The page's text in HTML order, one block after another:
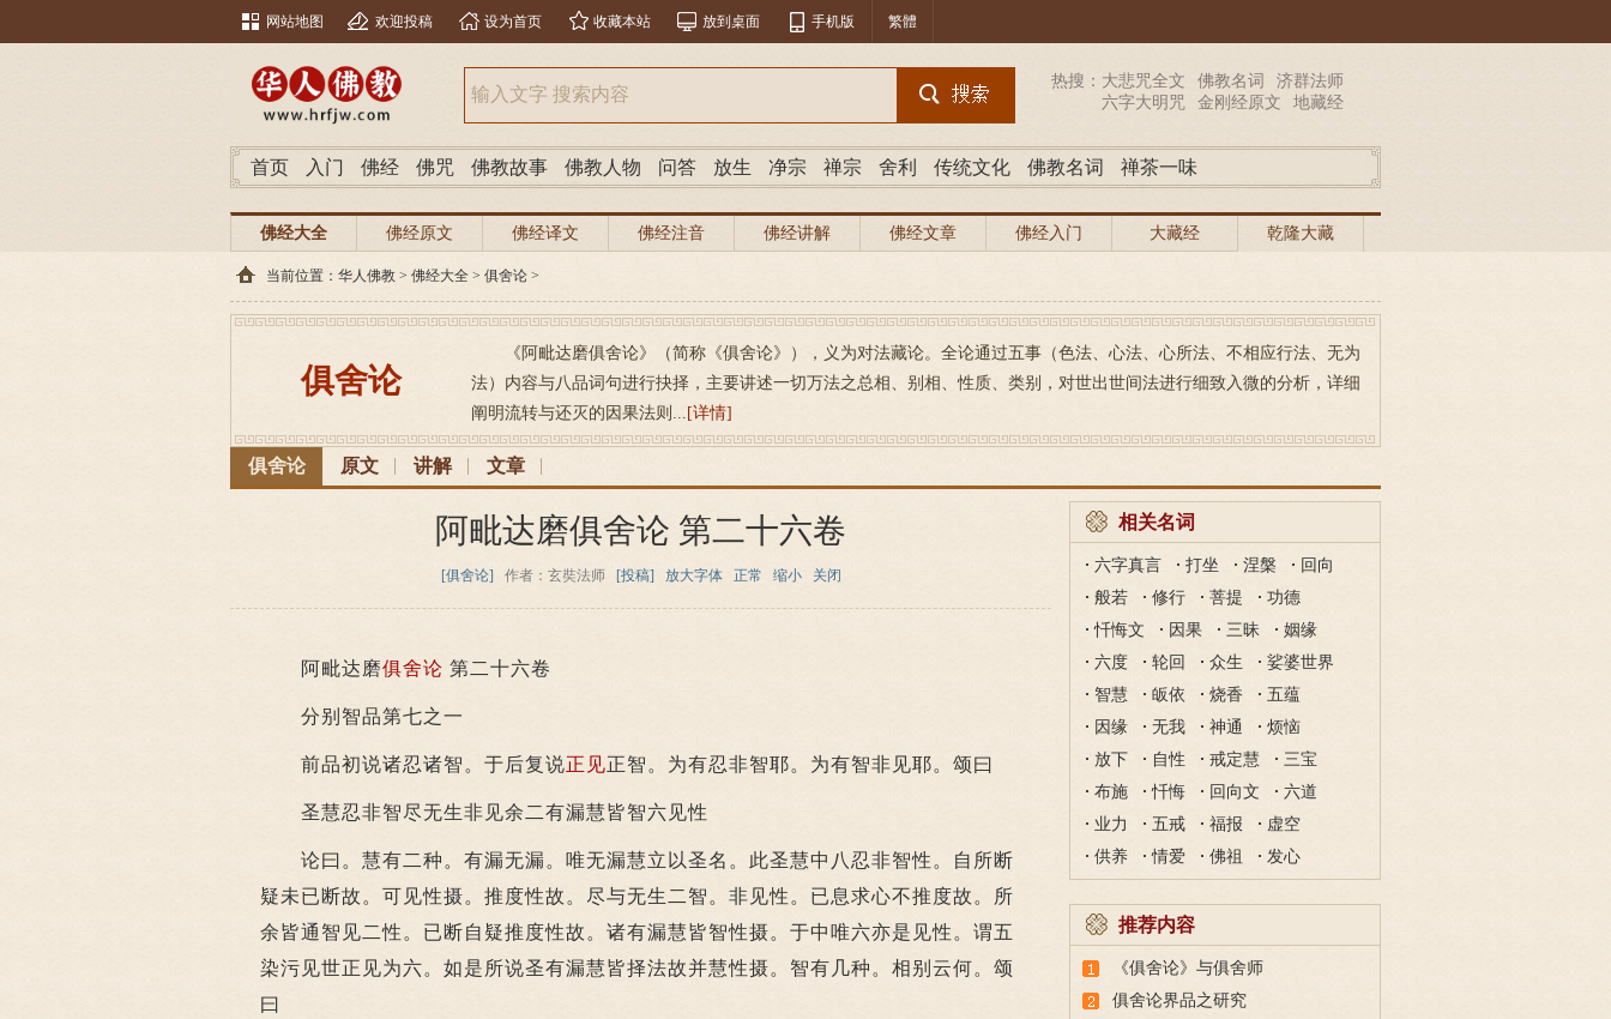
网站地图 欢迎投稿 设为首页 收藏本站 放到桌面 手机版 繁體
热搜： 大悲咒全文 佛教名词
济群法师
六字大明咒
金刚经原文 地藏经
首页 入门 佛经 佛咒 佛教故事 佛教人物 问答 放生 净宗 禅宗 舍利 传统文化 佛教名词 禅茶一味
佛经大全 佛经原文 佛经译文 佛经注音 佛经讲解 佛经文章 佛经入门 大藏经
乾隆大藏
当前位置： 华人佛教 > 佛经大全 > 俱舍论 >
俱舍论
《阿毗达磨俱舍论》（简称《俱舍论》），义为对法藏论。全论通过五事（色法、心法、心所法、不相应行法、无为
法）内容与八品词句进行抉择，主要讲述一切万法之总相、别相、性质、类别，对世出世间法进行细致入微的分析，详细
阐明流转与还灭的因果法则... [详情]
俱舍论 原文 讲解 文章
阿毗达磨俱舍论 第二十六卷
[俱舍论] 作者：玄奘法师 [投稿] 放大字体 正常 缩小 关闭
阿毗达磨俱舍论 第二十六卷
分别智品第七之一
前品初说诸忍诸智。于后复说正见正智。为有忍非智耶。为有智非见耶。颂曰
圣慧忍非智尽无生非见余二有漏慧皆智六见性
论曰。慧有二种。有漏无漏。唯无漏慧立以圣名。此圣慧中八忍非智性。自所断
疑未已断故。可见性摄。推度性故。尽与无生二智。非见性。已息求心不推度故。所
余皆通智见二性。已断自疑推度性故。诸有漏慧皆智性摄。于中唯六亦是见性。谓五
染污见世正见为六。如是所说圣有漏慧皆择法故并慧性摄。智有几种。相别云何。颂
曰
相关名词
六字真言 打坐 涅槃
回向
般若
修行 菩提
功德
忏悔文
因果 三昧
姻缘
六度
轮回 众生
娑婆世界
智慧
皈依 烧香
五蕴
因缘
无我 神通
烦恼
放下
自性 戒定慧
三宝
布施
忏悔 回向文
六道
业力
五戒 福报
虚空
供养
情爱 佛祖 发心
推荐内容
《俱舍论》与俱舍师
俱舍论界品之研究